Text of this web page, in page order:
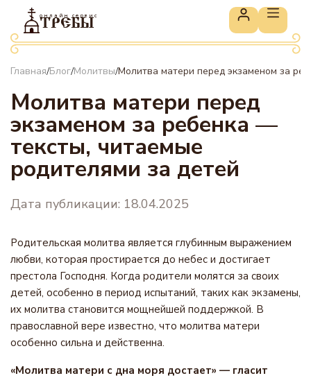
онлайн сервис
ТРЕБЫ
Главная/Блог/Молитвы/Молитва матери перед экзаменом за
Молитва матери перед
экзаменом за ребенка —
тексты, читаемые
родителями за детей
Дата публикации: 18.04.2025
Родительская молитва является глубинным выражением
любви, которая простирается до небес и достигает
престола Господня. Когда родители молятся за своих
детей, особенно в период испытаний, таких как экзамены,
их молитва становится мощнейшей поддержкой. В
православной вере известно, что молитва матери
особенно сильна и действенна.
«Молитва матери с дна моря достает» — гласит